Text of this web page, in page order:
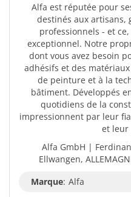
Alfa est réputée pour
destinés aux artisans,
professionnels - et
exceptionnel. Notre
dont vous avez besoin
adhésifs et des
de peinture et à la
bâtiment. Développés
quotidiens de la
impressionnent par leur
et leur
Alfa GmbH |
Ellwangen,
Marque: Alfa